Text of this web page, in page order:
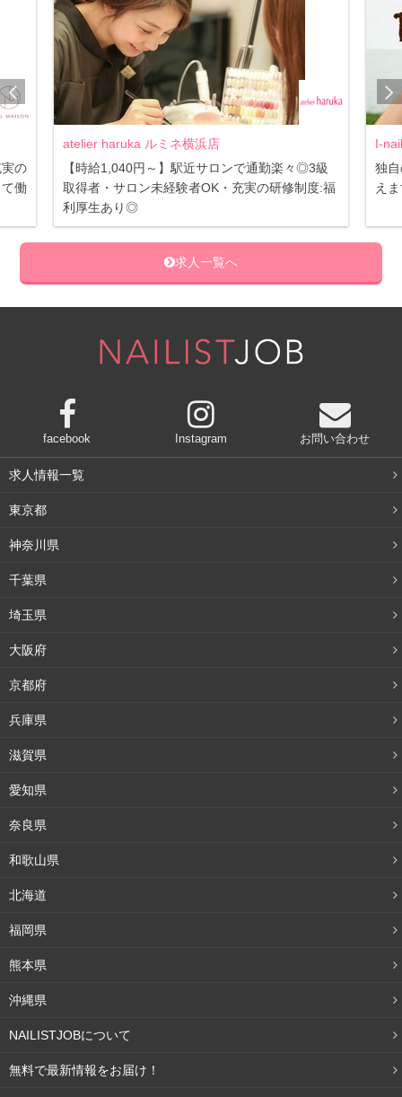
ンで通勤楽々◎3級
・充実の研修制度:福
I-nails 大宮店
独自のバックアッププログラムで貴方の
えます！
求人一覧へ
facebook Instagram お問い合わせ
求人情報一覧
東京都
神奈川県
千葉県
埼玉県
大阪府
京都府
兵庫県
滋賀県
愛知県
奈良県
和歌山県
北海道
福岡県
熊本県
沖縄県
NAILISTJOBについて
無料で最新情報をお届け！